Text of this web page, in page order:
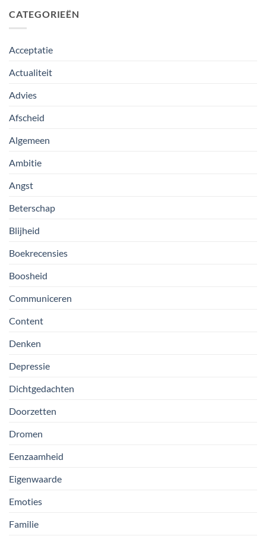
CATEGORIEËN
Acceptatie
Actualiteit
Advies
Afscheid
Algemeen
Ambitie
Angst
Beterschap
Blijheid
Boekrecensies
Boosheid
Communiceren
Content
Denken
Depressie
Dichtgedachten
Doorzetten
Dromen
Eenzaamheid
Eigenwaarde
Emoties
Familie